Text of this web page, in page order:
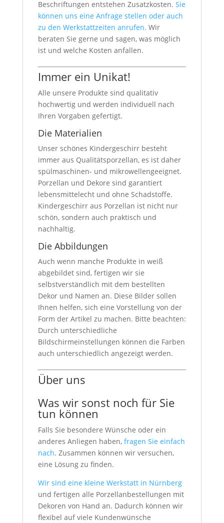
Beschriftungen entstehen Zusatzkosten. Sie
können uns eine Anfrage stellen oder auch
zu den Werkstattzeiten anrufen. Wir
beraten Sie gerne und sagen, was möglich
ist und welche Kosten anfallen.
Immer ein Unikat!
Alle unsere Produkte sind qualitativ
hochwertig und werden individuell nach
Ihren Vorgaben gefertigt.
Die Materialien
Unser schönes Kindergeschirr besteht
immer aus Qualitätsporzellan, es ist daher
spülmaschinen- und mikrowellengeeignet.
Porzellan und Dekore sind garantiert
lebensmittelecht und ohne Schadstoffe.
Kindergeschirr aus Porzellan ist nicht nur
schön, sondern auch praktisch und
nachhaltig.
Die Abbildungen
Auch wenn manche Produkte in weiß
abgebildet sind, fertigen wir sie
selbstverständlich mit dem bestellten
Dekor und Namen an. Diese Bilder sollen
Ihnen helfen, sich eine Vorstellung von der
Form der Artikel zu machen. Bitte beachten:
Durch unterschiedliche
Bildschirmeinstellungen können die Farben
auch unterschiedlich angezeigt werden.
Über uns
Was wir sonst noch für Sie
tun können
Falls Sie besondere Wünsche oder ein
anderes Anliegen haben, fragen Sie einfach
nach. Zusammen können wir versuchen,
eine Lösung zu finden.
Wir sind eine kleine Werkstatt in Nürnberg
und fertigen alle Porzellanbestellungen mit
Dekoren von Hand an. Dadurch können wir
flexibel auf viele Kundenwünsche